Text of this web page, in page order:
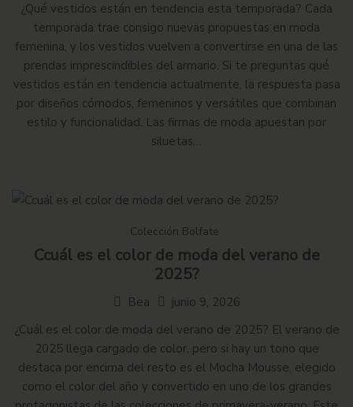
¿Qué vestidos están en tendencia esta temporada? Cada
temporada trae consigo nuevas propuestas en moda
femenina, y los vestidos vuelven a convertirse en una de las
prendas imprescindibles del armario. Si te preguntas qué
vestidos están en tendencia actualmente, la respuesta pasa
por diseños cómodos, femeninos y versátiles que combinan
estilo y funcionalidad. Las firmas de moda apuestan por
siluetas…
Colección Bolfate
Ccuál es el color de moda del verano de
2025?
Bea
junio 9, 2026
¿Cuál es el color de moda del verano de 2025? El verano de
2025 llega cargado de color, pero si hay un tono que
destaca por encima del resto es el Mocha Mousse, elegido
como el color del año y convertido en uno de los grandes